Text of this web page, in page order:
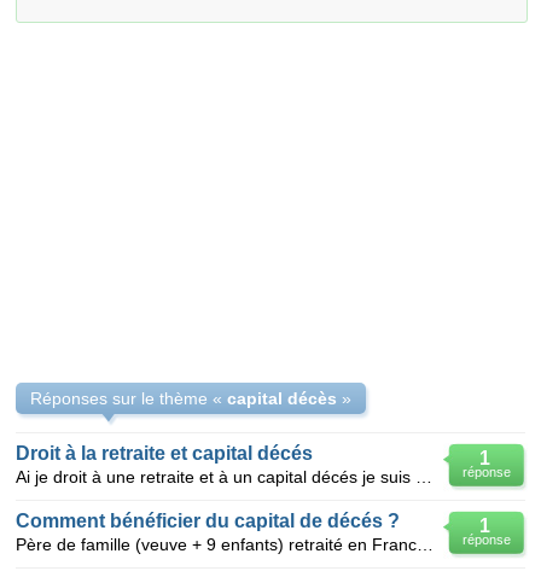
Réponses sur le thème «capital décès »
1
réponse
Droit à la retraite et capital décés
1
réponse
Comment bénéficier du capital de décés ?